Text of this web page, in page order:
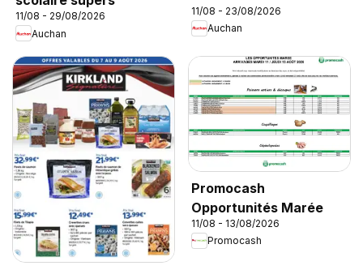
11/08 - 29/08/2026
Auchan
11/08 - 23/08/2026
Auchan
Promocash
Opportunités Marée
11/08 - 13/08/2026
Promocash